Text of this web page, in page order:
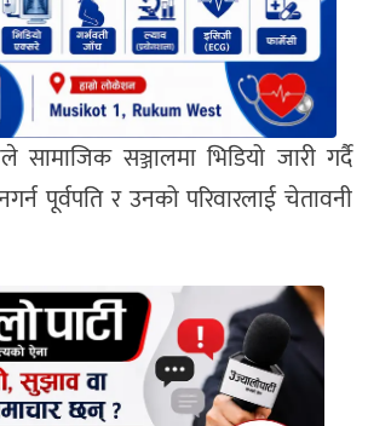
सामाजिक सञ्जालमा भिडियो जारी गर्दै
पूर्वपति र उनको परिवारलाई चेतावनी